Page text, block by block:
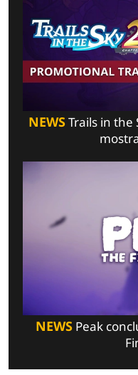
NEWSTrails in the
NEWSPeak